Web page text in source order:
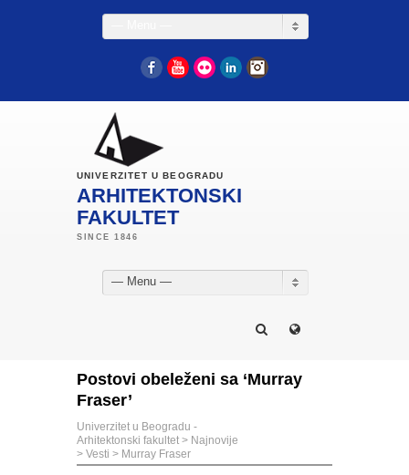
FacebookYouTube
Flickr LinkedIn
UNIVERZITET U BEOGRADU
ARHITEKTONSKI
FAKULTET
— Menu —
Postovi obeleženi sa ‘Murray
Fraser’
Univerzitet u Beogradu -
Arhitektonski fakultet > Najnovije
> Vesti > Murray Fraser